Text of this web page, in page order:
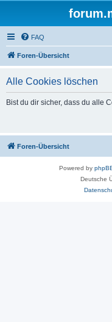
FAQ
Foren-Übersicht
Alle Cookies löschen
Bist du dir sicher, dass du alle
Foren-Übersicht
Powered by
Deutsche